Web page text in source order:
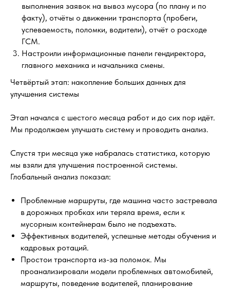
выполнения заявок на вывоз мусора (по плану и по
факту), отчёты о движении транспорта (пробеги,
успеваемость, поломки, водители), отчёт о расходе
ГСМ.
Настроили информационные панели гендиректора,
главного механика и начальника смены.
Четвёртый этап: накопление больших данных для
улучшения системы
Этап начался с шестого месяца работ и до сих пор идёт.
Мы продолжаем улучшать систему и проводить анализ.
Спустя три месяца уже набралась статистика, которую
мы взяли для улучшения построенной системы.
Глобальный анализ показал:
Проблемные маршруты, где машина часто застревала
в дорожных пробках или теряла время, если к
мусорным контейнерам было не подъехать.
Эффективных водителей, успешные методы обучения и
кадровых ротаций.
Простои транспорта из-за поломок. Мы
проанализировали модели проблемных автомобилей,
маршруты, поведение водителей, планирование